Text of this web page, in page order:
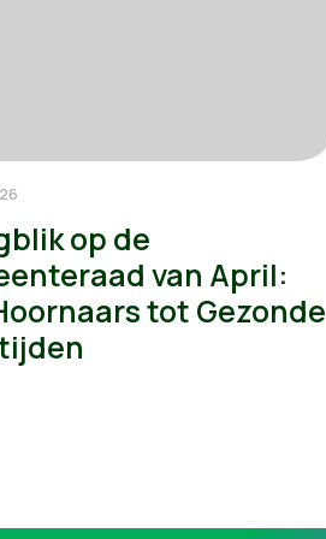
op de
van April:
tot Gezonde